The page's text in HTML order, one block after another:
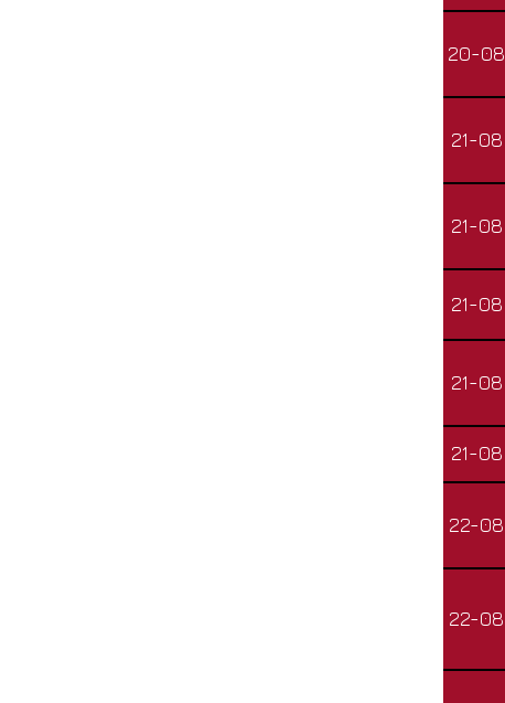
20-08
21-08
21-08
21-08
21-08
21-08
22-08
22-08